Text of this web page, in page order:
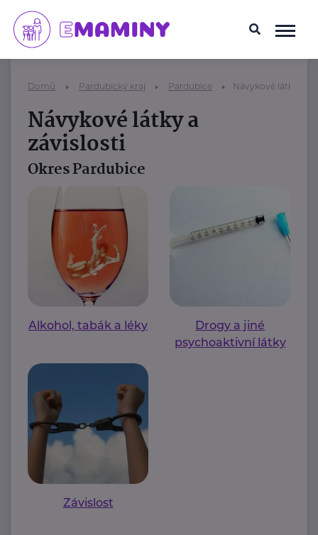
Domů Pardubický kraj Pardubice Návykové látky a
Návykové látky a
závislosti
Okres Pardubice
Alkohol, tabák a léky
Drogy a jiné
psychoaktivní látky
Závislost